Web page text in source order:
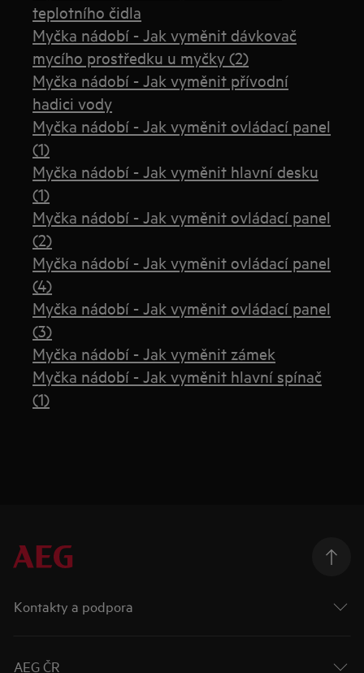
teplotního čidla
Myčka nádobí - Jak vyměnit dávkovač
mycího prostředku u myčky (2)
Myčka nádobí - Jak vyměnit přívodní
hadici vody
Myčka nádobí - Jak vyměnit ovládací panel
(1)
Myčka nádobí - Jak vyměnit hlavní desku
(1)
Myčka nádobí - Jak vyměnit ovládací panel
(2)
Myčka nádobí - Jak vyměnit ovládací panel
(4)
Myčka nádobí - Jak vyměnit ovládací panel
(3)
Myčka nádobí - Jak vyměnit zámek
Myčka nádobí - Jak vyměnit hlavní spínač
(1)
Kontakty a podpora
AEG ČR